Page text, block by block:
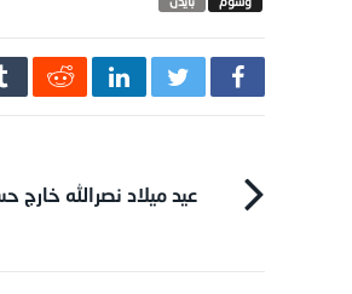
عيد ميلاد نصرالله خارج